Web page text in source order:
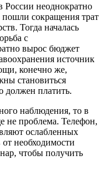
неоднократно
пошли сокращения трат
Тогда началась
с
вырос бюджет
источник
конечно же,
становиться
должен платить.
наблюдения, то в
не проблема. Телефон,
ослабленных
необходимости
чтобы получить